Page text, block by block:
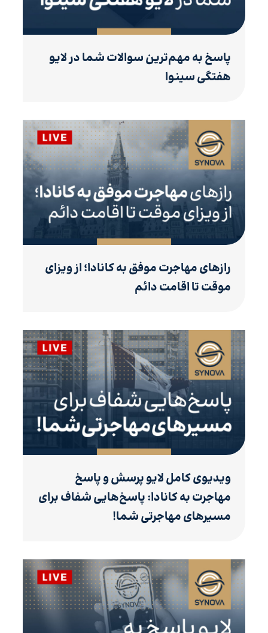
پاسخ به مهم‌ترین سوالات شما در لایو
هفتگی سینوا
رازهای مهاجرت موفق به کانادا؛ از ویزای
موقت تا اقامت دائم
ویدیوی کامل لایو پرسش و پاسخ
مهاجرت به کانادا: پاسخ‌هایی شفاف برای
مسیرهای مهاجرتی شما!